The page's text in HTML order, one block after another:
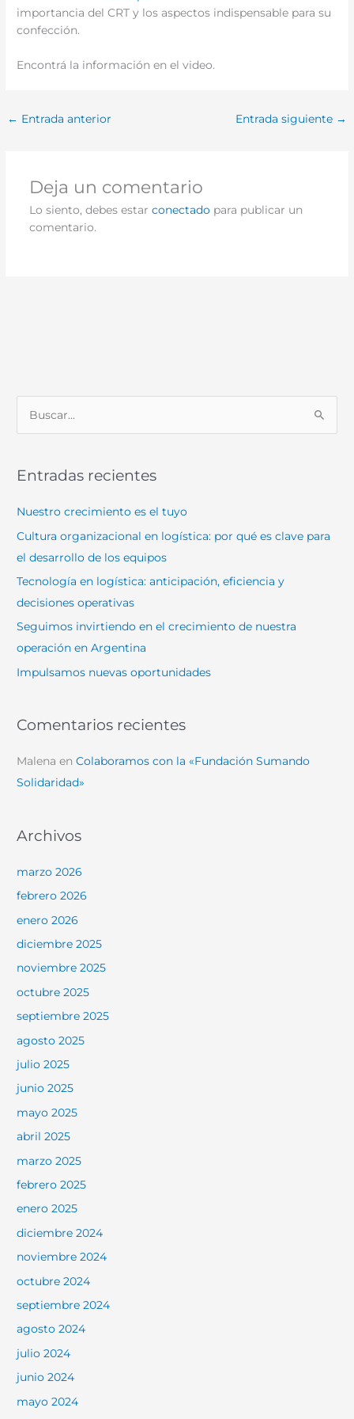
importancia del CRT y los aspectos indispensable para su
confección.
Encontrá la información en el video.
← Entrada anterior Entrada siguiente →
Deja un comentario
Lo siento, debes estar conectadopara publicar un
comentario.
c
r
:
Entradas recientes
Nuestro crecimiento es el tuyo
Cultura organizacional en logística: por qué es clave para
el desarrollo de los equipos
Tecnología en logística: anticipación, eficiencia y
decisiones operativas
Seguimos invirtiendo en el crecimiento de nuestra
operación en Argentina
Impulsamos nuevas oportunidades
Comentarios recientes
Malena enColaboramos con la «Fundación Sumando
Solidaridad»
Archivos
marzo 2026
febrero 2026
enero 2026
diciembre 2025
noviembre 2025
octubre 2025
septiembre 2025
agosto 2025
julio 2025
junio 2025
mayo 2025
abril 2025
marzo 2025
febrero 2025
enero 2025
diciembre 2024
noviembre 2024
octubre 2024
septiembre 2024
agosto 2024
julio 2024
junio 2024
mayo 2024